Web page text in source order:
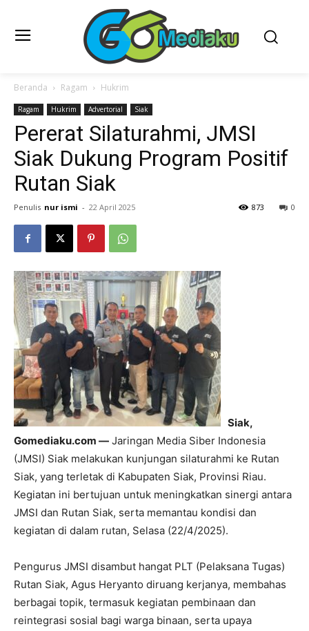
Beranda Ragam Hukrim
Ragam Hukrim Advertorial Siak
Pererat Silaturahmi, JMSI
Siak Dukung Program Positif
Rutan Siak
Penulis nur ismi - 22 April 2025 0
873
Siak,
Gomediaku.com — Jaringan Media Siber Indonesia
(JMSI) Siak melakukan kunjungan silaturahmi ke Rutan
Siak, yang terletak di Kabupaten Siak, Provinsi Riau.
Kegiatan ini bertujuan untuk meningkatkan sinergi antara
JMSI dan Rutan Siak, serta memantau kondisi dan
kegiatan di dalam rutan, Selasa (22/4/2025).
Pengurus JMSI disambut hangat PLT (Pelaksana Tugas)
Rutan Siak, Agus Heryanto diruang kerjanya, membahas
berbagai topik, termasuk kegiatan pembinaan dan
reintegrasi sosial bagi warga binaan, serta upaya